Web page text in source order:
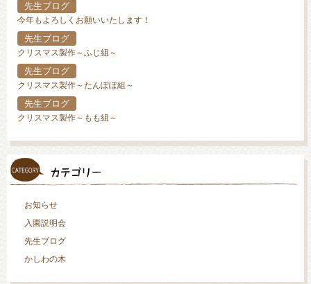
先生ブログ
今年もよろしくお願いいたします！
先生ブログ
クリスマス製作～ふじ組～
先生ブログ
クリスマス製作～たんぽぽ組～
先生ブログ
クリスマス製作～もも組～
お知らせ
入園説明会
先生ブログ
かしわの木